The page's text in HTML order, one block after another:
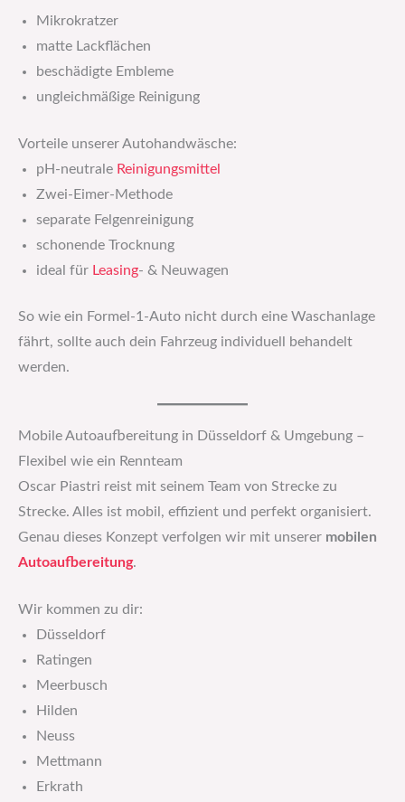
Mikrokratzer
matte Lackflächen
beschädigte Embleme
ungleichmäßige Reinigung
Vorteile unserer Autohandwäsche:
pH-neutrale Reinigungsmittel
Zwei-Eimer-Methode
separate Felgenreinigung
schonende Trocknung
ideal für Leasing- & Neuwagen
So wie ein Formel-1-Auto nicht durch eine Waschanlage
fährt, sollte auch dein Fahrzeug individuell behandelt
werden.
Mobile Autoaufbereitung in Düsseldorf & Umgebung –
Flexibel wie ein Rennteam
Oscar Piastri reist mit seinem Team von Strecke zu
Strecke. Alles ist mobil, effizient und perfekt organisiert.
Genau dieses Konzept verfolgen wir mit unserer mobilen
Autoaufbereitung.
Wir kommen zu dir:
Düsseldorf
Ratingen
Meerbusch
Hilden
Neuss
Mettmann
Erkrath